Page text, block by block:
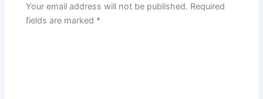
Your email address will not be published. Required
fields are marked *